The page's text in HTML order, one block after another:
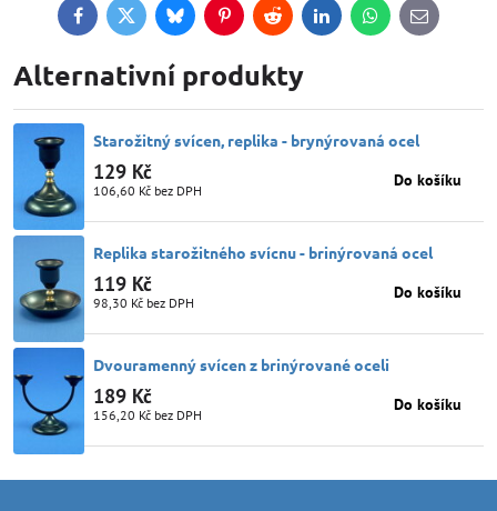
FacebookTwitterBlueskyPinterestReddit LinkedInWhatsApp
E-
mail
Alternativní produkty
Starožitný svícen, replika - brynýrovaná ocel
129 Kč
106,60 Kč bez DPH
Do košíku
Replika starožitného svícnu - brinýrovaná ocel
119 Kč
98,30 Kč bez DPH
Do košíku
Dvouramenný svícen z brinýrované oceli
189 Kč
156,20 Kč bez DPH
Do košíku